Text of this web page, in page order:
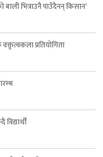
भित्राउनै पाउँदैनन् किसान’
प्रतियोगिता